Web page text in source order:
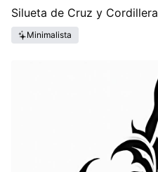
Silueta de Cruz y Cordillera
Minimalista